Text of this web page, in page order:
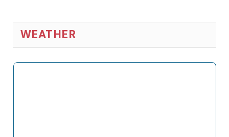
WEATHER